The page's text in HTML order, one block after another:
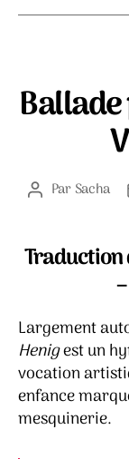
Auteur
ParSacha
Largement
Henigest un
vocation
enfance
mesquinerie.